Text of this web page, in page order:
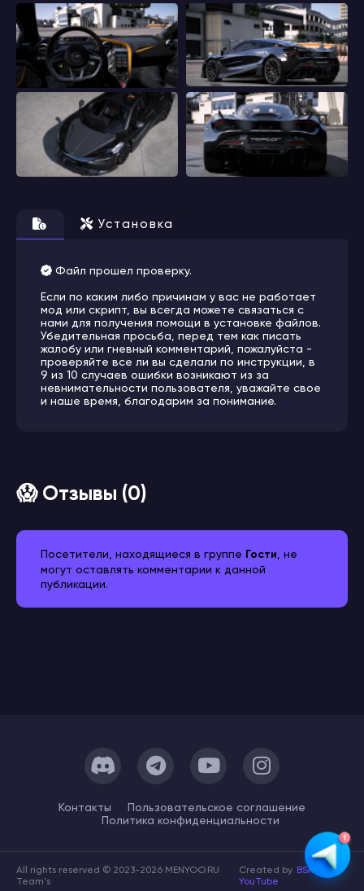
Установка
Файл прошел проверку.
Если по каким либо причинам у вас не работает
мод или скрипт, вы всегда можете связаться с
нами для получения помощи в установке файлов.
Убедительная просьба, перед тем как писать
жалобу или гневный комментарий, пожалуйста -
проверяйте все ли вы сделали по инструкции, в
9 из 10 случаев ошибки возникают из за
невнимательности пользователя, уважайте свое
и наше время, благодарим за понимание.
😱 Отзывы (0)
Посетители, находящиеся в группе Гости , не
могут оставлять комментарии к данной
публикации.
Контакты
Пользовательское cоглашение
Политика конфиденциальности
All rights reserved © 2023-2026 MENYOO.RU
Team's
Created by BSK
YouTube